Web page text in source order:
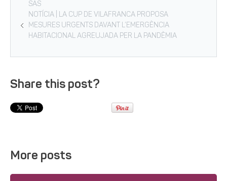
SAS
NOTÍCIA | LA CUP DE VILAFRANCA PROPOSA
MESURES URGENTS DAVANT L’EMERGÈNCIA
HABITACIONAL AGREUJADA PER LA PANDÈMIA
Share this post?
More posts